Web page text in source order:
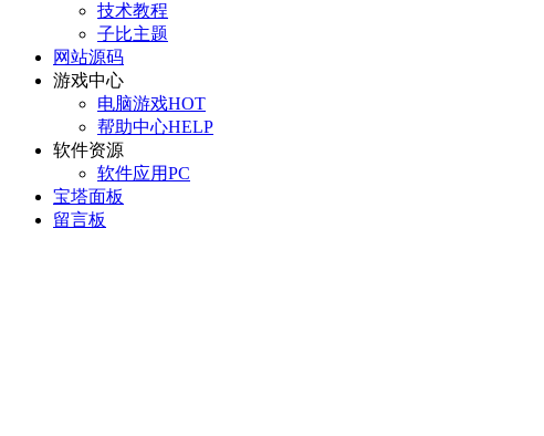
技术教程
子比主题
网站源码
游戏中心
电脑游戏HOT
帮助中心HELP
软件资源
软件应用PC
宝塔面板
留言板